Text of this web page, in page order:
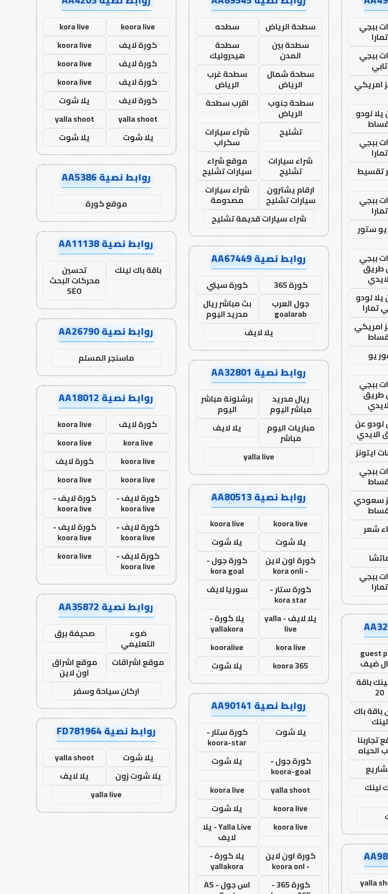
ببجي
تمارا
ببجي
تابي
امريكي
لودو
ببجي
تمارا
تقسيط
ببجي
تمارا
ستور
ببجي
طريق
لودو
تمارا
امريكي
يو
ببجي
طريق
عن
الايدي
ايتونز
ببجي
سعودي
شعر
ببجي
تمارا
guest
ضيف
باقة
20
باك
لينك
تجاربنا
الحياه
لينك
yalla
سطحة الرياض
سطحه
سطحة بين
المدن
سطحة
هيدروليك
سطحة شمال
الرياض
سطحة غرب
الرياض
سطحة جنوب
الرياض
اقرب سطحة
تشليح
شراء سيارات
سكراب
شراء سيارات
تشليح
موقع شراء
سيارات تشليح
ارقام يشترون
سيارات تشليح
شراء سيارات
مصدومة
شراء سيارات قديمة تشليح
روابط نصية AA67449
كورة 365
كورة سيتي
جول العرب
goalarab
بث مباشر ريال
مدريد اليوم
يلا لايف
روابط نصية AA32801
ريال مدريد
مباشر اليوم
برشلونة مباشر
اليوم
مباريات اليوم
مباشر
يلا لايف
yalla live
روابط نصية AA80513
koora live
koora live
يلا شوت
يلا شوت
كورة اون لاين
- kora onli
كورة جول -
kora goal
كورة ستار -
kora star
سوريا لايف
يلا لايف - yalla
live
يلا كورة -
yallakora
kora live
kooralive
koora 365
يلا شوت
روابط نصية AA90141
يلا شوت كورة ستار -
koora-star
كورة جول -
koora-goal
يلا شوت
yalla shoot
koora live
koora live
يلا شوت
koora live
Yalla Live - يلا
لايف
كورة اون لاين
- koora onl
يلا كورة -
yallakora
كورة 365 -
اس جول - AS
koora live
kora live
كورة لايف
koora live
كورة لايف
koora live
كورة لايف
koora live
كورة لايف
يلا شوت
yalla shoot
yalla shoot
يلا شوت
يلا شوت
روابط نصية AA5386
موقع كورة
روابط نصية AA11138
باقة باك لينك تحسين
محركات البحث
SEO
روابط نصية AA26790
ماسنجر المسلم
روابط نصية AA18012
كورة لايف
koora live
kora live
koora live
koora live
كورة لايف
koora live
koora live
كورة لايف -
koora live
كورة لايف -
koora live
كورة لايف -
koora live
كورة لايف -
koora live
كورة لايف -
koora live
koora live
روابط نصية AA35872
ضوء
التعليمي
صحيفة برق
موقع اشراقات
موقع اشراق
اون لاين
اركان سياحة وسفر
روابط نصية FD781964
يلا شوت
yalla shoot
يلا شوت زون
يلا لايف
yalla live